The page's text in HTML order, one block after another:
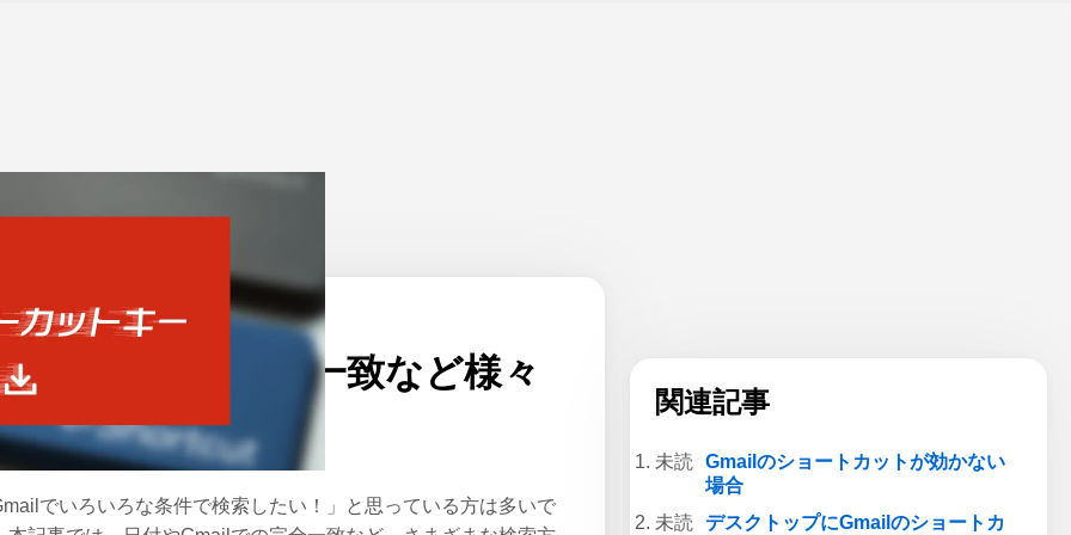
ム > Gmail 公開日： 2020/05/19
で日付や完全一致など様々
検索方法
でいろいろな条件で検索したい！」と思っている方は多いで
関連記事
Gmailのショートカットが効かない
場合
デスクトップにGmailのショートカ